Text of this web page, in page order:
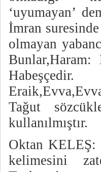
‘uyumayan’
İmran
olmayan
Bunlar,Haram:
Tağut
kullanılmıştır.
Oktan KELEŞ:
kelimesini